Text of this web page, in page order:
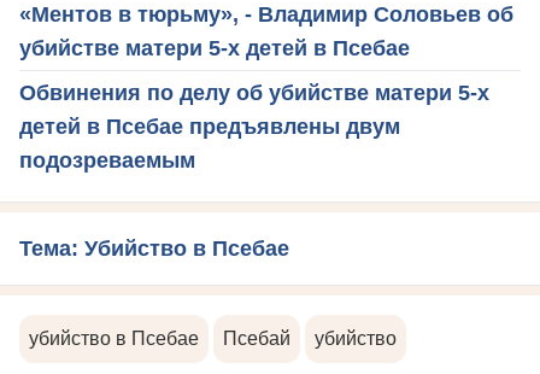
«Ментов в тюрьму», - Владимир Соловьев об
убийстве матери 5-х детей в Псебае
Обвинения по делу об убийстве матери 5-х
детей в Псебае предъявлены двум
подозреваемым
Тема: Убийство в Псебае
убийство в Псебае Псебай убийство